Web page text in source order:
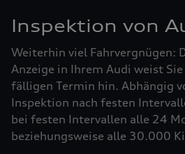
Inspektion von
Weiterhin viel Fahrvergnügen:
Anzeige in Ihrem Audi weist
fälligen Termin hin. Abhängig
Inspektion nach festen
bei festen Intervallen alle 24
beziehungsweise alle 30.000